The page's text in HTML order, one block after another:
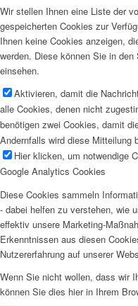
Wir stellen Ihnen eine Liste der
gespeicherten Cookies zur
Ihnen keine Cookies anzeigen,
werden. Diese können Sie in
einsehen.
Aktivieren, damit die
alle Cookies, denen nicht
benötigen zwei Cookies, damit
Andernfalls wird diese Mitteilung
Hier klicken, um notwendige
Google Analytics Cookies
Diese Cookies sammeln
- dabei helfen zu verstehen, wie
effektiv unsere Marketing-
Erkenntnissen aus diesen
Nutzererfahrung auf unserer
Wenn Sie nicht wollen, dass wir
können Sie dies hier in Ihrem